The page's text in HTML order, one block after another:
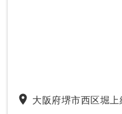
place 大阪府堺市西区堀